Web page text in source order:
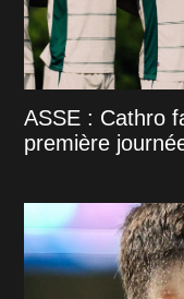
ASSE : Cathro
première